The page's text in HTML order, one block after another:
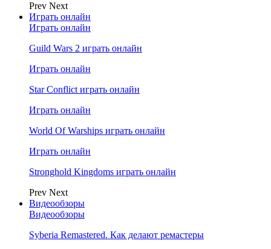
Prev Next
Играть онлайн
Играть онлайн
Guild Wars 2 играть онлайн
Играть онлайн
Star Conflict играть онлайн
Играть онлайн
World Of Warships играть онлайн
Играть онлайн
Stronghold Kingdoms играть онлайн
Prev Next
Видеообзоры
Видеообзоры
Syberia Remastered. Как делают ремастеры